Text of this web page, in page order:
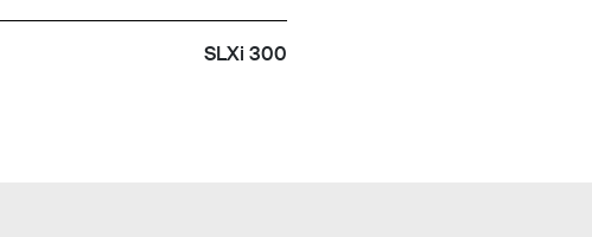
SLXi 300